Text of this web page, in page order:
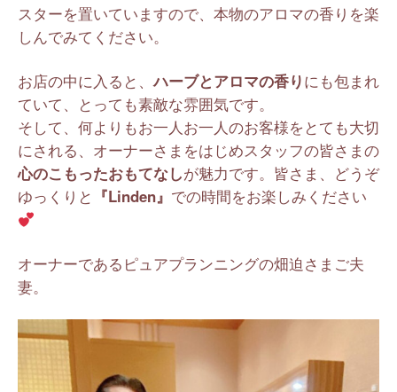
スターを置いていますので、本物のアロマの香りを楽
しんでみてください。
お店の中に入ると、ハーブとアロマの香りにも包まれ
ていて、とっても素敵な雰囲気です。
そして、何よりもお一人お一人のお客様をとても大切
にされる、オーナーさまをはじめスタッフの皆さまの
心のこもったおもてなしが魅力です。皆さま、どうぞ
ゆっくりと 『Linden』 での時間をお楽しみください
オーナーであるピュアプランニングの畑迫さまご夫
妻。